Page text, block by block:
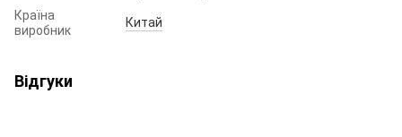
Країна
виробник
Китай
Відгуки